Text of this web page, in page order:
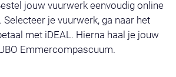
jouw vuurwerk eenvoudig online
je vuurwerk, ga naar het
met iDEAL. Hierna haal je jouw
Emmercompascuum.